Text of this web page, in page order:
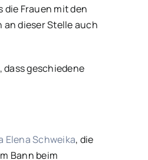
Frauen mit den
dieser Stelle auch
geschiedene
Elena Schweika, die
Bann beim